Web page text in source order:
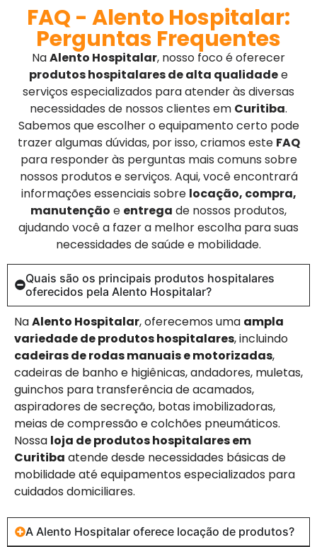
FAQ - Alento Hospitalar:
Perguntas Frequentes
NaAlento Hospitalar, nosso foco é oferecer
produtos hospitalares de alta qualidadee
serviços especializados para atender às diversas
necessidades de nossos clientes em Curitiba.
Sabemos que escolher o equipamento certo pode
trazer algumas dúvidas, por isso, criamos este FAQ
para responder às perguntas mais comuns sobre
nossos produtos e serviços. Aqui, você encontrará
informações essenciais sobre locação, compra,
manutenção e entrega de nossos produtos,
ajudando você a fazer a melhor escolha para suas
necessidades de saúde e mobilidade.
Quais são os principais produtos hospitalares
oferecidos pela Alento Hospitalar?
NaAlento Hospitalar, oferecemos uma ampla
variedade de produtos hospitalares, incluindo
cadeiras de rodas manuais e motorizadas,
cadeiras de banho e higiênicas, andadores, muletas,
guinchos para transferência de acamados,
aspiradores de secreção, botas imobilizadoras,
meias de compressão e colchões pneumáticos.
Nossa loja de produtos hospitalares em
Curitiba atende desde necessidades básicas de
mobilidade até equipamentos especializados para
cuidados domiciliares.
A Alento Hospitalar oferece locação de produtos?